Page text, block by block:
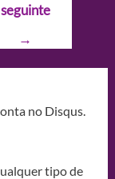
seguinte
→
no Disqus.
tipo de